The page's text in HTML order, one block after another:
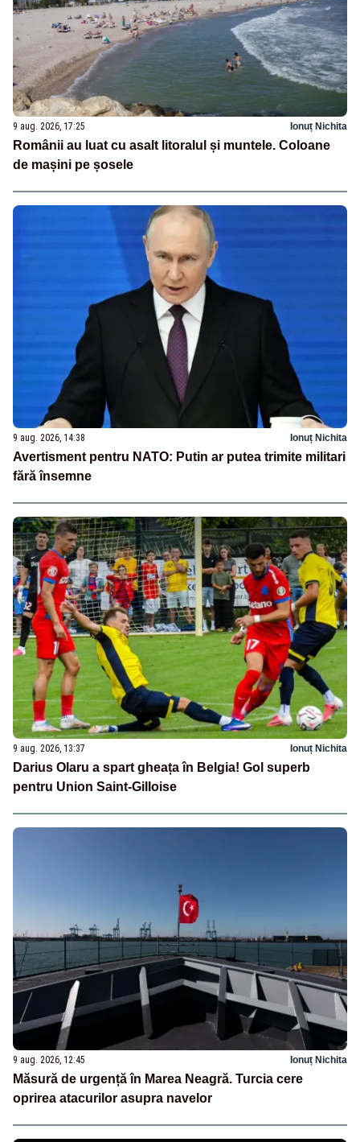
9 aug. 2026, 17:25 Ionuț Nichita
Românii au luat cu asalt litoralul și muntele. Coloane
de mașini pe șosele
9 aug. 2026, 14:38 Ionuț Nichita
Avertisment pentru NATO: Putin ar putea trimite militari
fără însemne
9 aug. 2026, 13:37 Ionuț Nichita
Darius Olaru a spart gheața în Belgia! Gol superb
pentru Union Saint-Gilloise
9 aug. 2026, 12:45 Ionuț Nichita
Măsură de urgență în Marea Neagră. Turcia cere
oprirea atacurilor asupra navelor